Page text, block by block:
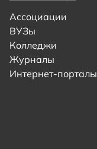
Ассоциации
ВУЗы
Колледжи
Журналы
Интернет-порталы